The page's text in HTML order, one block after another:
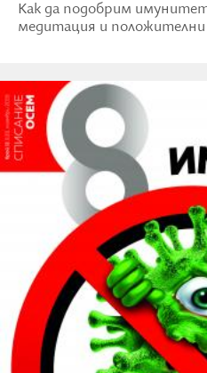
Как да подобрим
медитация и